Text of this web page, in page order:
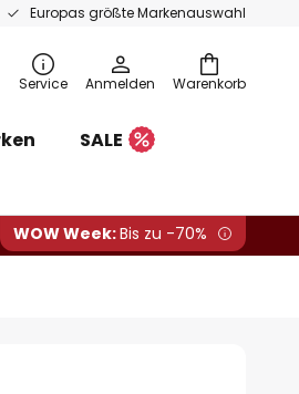
Europas größte Markenauswahl
Warenkorb
Service Anmelden
SALE
WOW Week:Bis zu -70%